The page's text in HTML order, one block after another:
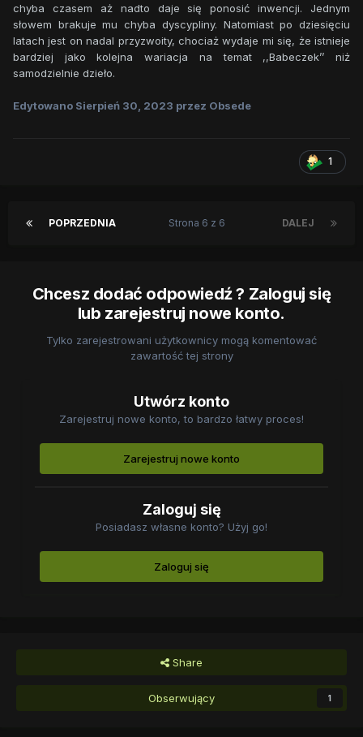
chyba czasem aż nadto daje się ponosić inwencji. Jednym
słowem brakuje mu chyba dyscypliny. Natomiast po dziesięciu
latach jest on nadal przyzwoity, chociaż wydaje mi się, że istnieje
bardziej jako kolejna wariacja na temat ,,Babeczek’’ niż
samodzielnie dzieło.
Edytowano Sierpień 30, 2023 przez Obsede
1
POPRZEDNIA DALEJ
Strona 6 z 6
Chcesz dodać odpowiedź ? Zaloguj się
lub zarejestruj nowe konto.
Tylko zarejestrowani użytkownicy mogą komentować
zawartość tej strony
Utwórz konto
Zarejestruj nowe konto, to bardzo łatwy proces!
Zarejestruj nowe konto
Zaloguj się
Posiadasz własne konto? Użyj go!
Zaloguj się
Share
Obserwujący 1